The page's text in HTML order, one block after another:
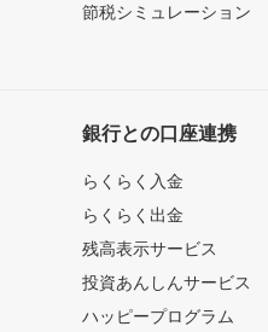
節税シミュレーション
銀行との口座連携
らくらく入金
らくらく出金
残高表示サービス
投資あんしんサービス
ハッピープログラム